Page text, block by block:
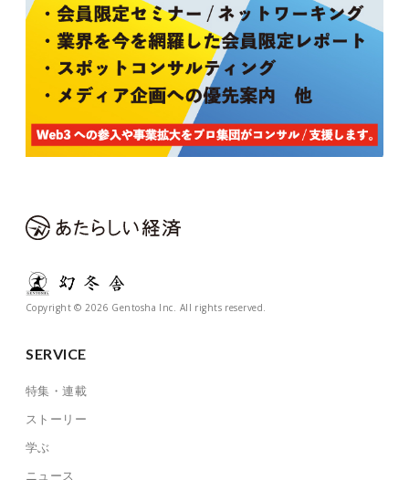
Copyright © 2026 Gentosha Inc. All rights reserved.
SERVICE
特集・連載
ストーリー
学ぶ
ニュース